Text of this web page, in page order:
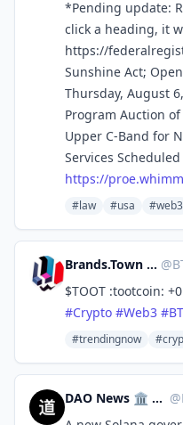
*Pending update:
click a heading, it
https://
Sunshine Act;
Thursday, August
Program Auction
Upper C-Band for
Services
https://
#law #usa #web3
Brands.Town Stock Exchange @
$TOOT :tootcoin:
#Crypto #Web3 #
#trendingnow
DAO News 🏛️ UPD8.DAO @